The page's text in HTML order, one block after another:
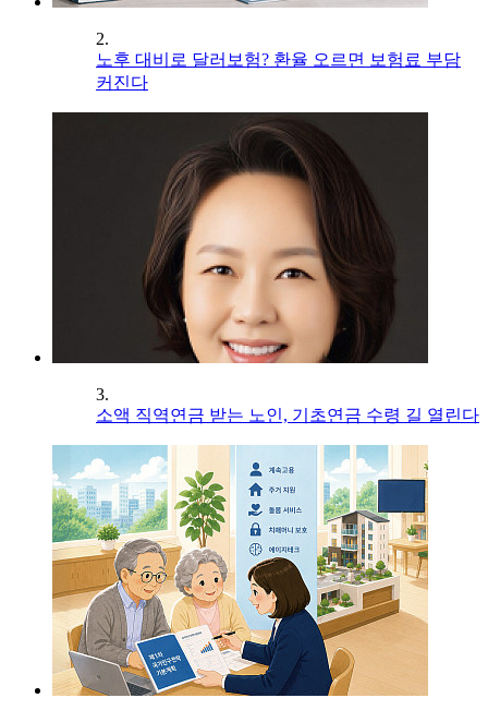
2.
노후 대비로 달러보험? 환율 오르면 보험료 부담
커진다
3.
소액 직역연금 받는 노인, 기초연금 수령 길 열린다